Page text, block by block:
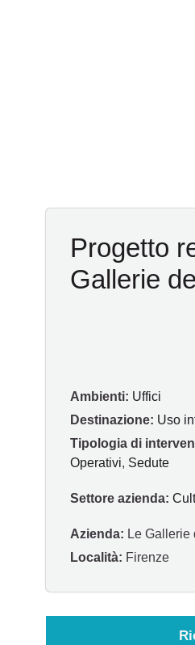
Progetto
Gallerie
Ambienti: Uffici
Destinazione: Uso
Tipologia di
Operativi, Sedute
Settore azienda:
Azienda: Le Gallerie
Località: Firenze